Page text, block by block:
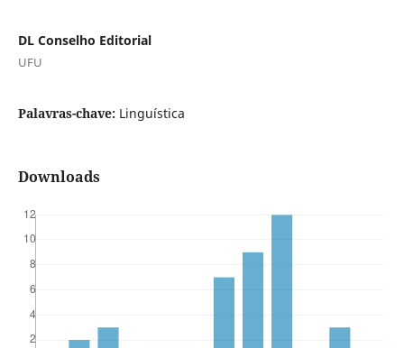
DL Conselho Editorial
UFU
Palavras-chave: Linguística
Downloads